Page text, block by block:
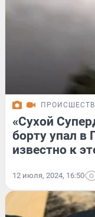
«Сухой
борту упал в
известно к
12 июля, 2024, 16:50